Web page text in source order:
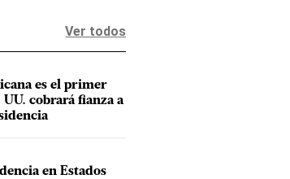
Ver todos
es el primer
UU. cobrará fianza a
en Estados